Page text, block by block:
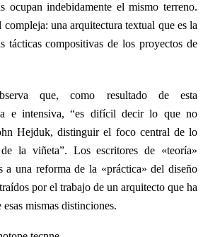
ocupan indebidamente el mismo terreno.
compleja: una arquitectura textual que es la
tácticas compositivas de los proyectos de
que, como resultado de esta
e intensiva, “es difícil decir lo que no
Hejduk, distinguir el foco central de lo
la viñeta”. Los escritores de «teoría»
a una reforma de la «práctica» del diseño
por el trabajo de un arquitecto que ha
mismas distinciones.